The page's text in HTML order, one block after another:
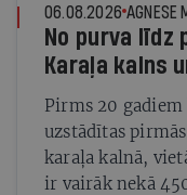
06.08.2026 AGNESE
No purva līdz
Karaļa kalns
Pirms 20
uzstādītas
karaļa kalnā,
ir vairāk nekā